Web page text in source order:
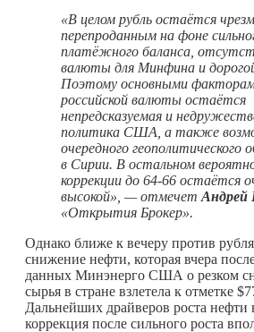
«В целом рубль остаётся
перепроданным на фоне
платёжного баланса,
валюты для Минфина и
Поэтому основными
российской валюты остаётся
непредсказуемая и
политика США, а также
очередного геополитического
в Сирии. В остальном
коррекции до 64-66 остаётся
высокой», — отмечет Андрей
«Открытия Брокер».
Однако ближе к вечеру против
снижение нефти, которая вчера
данных Минэнерго США о резком
сырья в стране взлетела к отметке
Дальнейших драйверов роста нефти
коррекция после сильного роста